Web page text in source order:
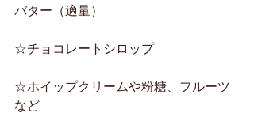
バター（適量）
☆チョコレートシロップ
☆ホイップクリームや粉糖、フルーツ
など